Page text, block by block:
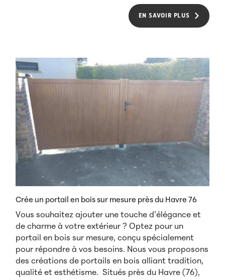
EN SAVOIR PLUS
Crée un portail en bois sur mesure près du Havre 76
Vous souhaitez ajouter une touche d’élégance et
de charme à votre extérieur ? Optez pour un
portail en bois sur mesure, conçu spécialement
pour répondre à vos besoins. Nous vous proposons
des créations de portails en bois alliant tradition,
qualité et esthétisme. Situés près du Havre (76),